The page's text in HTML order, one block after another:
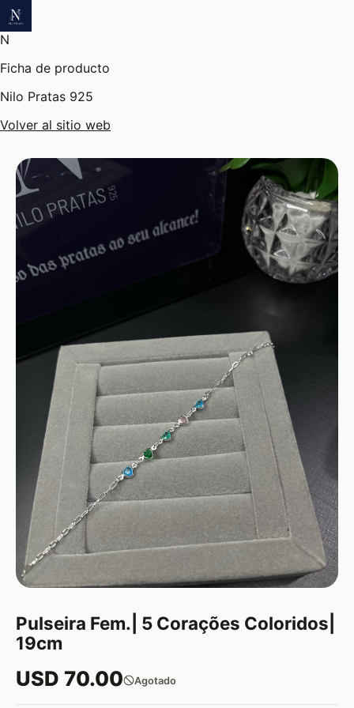
N
Ficha de producto
Nilo Pratas 925
Volver al sitio web
Pulseira Fem.| 5 Corações Coloridos|
19cm
USD 70.00 Agotado